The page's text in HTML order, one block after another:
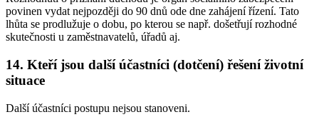
povinen vydat nejpozději do 90 dnů ode dne zahájení řízení. Tato
lhůta se prodlužuje o dobu, po kterou se např. došetřují rozhodné
skutečnosti u zaměstnavatelů, úřadů aj.
14. Kteří jsou další účastníci (dotčení) řešení životní
situace
Další účastníci postupu nejsou stanoveni.